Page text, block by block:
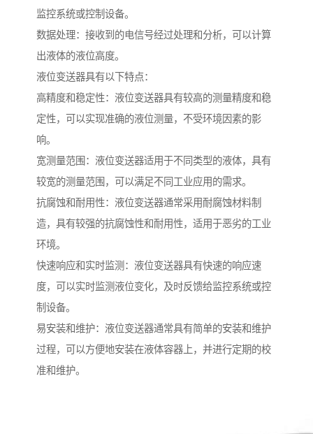
监控系统或控制设备。
数据处理：接收到的电信号经过处理和分析，可以计算
出液体的液位高度。
液位变送器具有以下特点：
高精度和稳定性：液位变送器具有较高的测量精度和稳
定性，可以实现准确的液位测量，不受环境因素的影
响。
宽测量范围：液位变送器适用于不同类型的液体，具有
较宽的测量范围，可以满足不同工业应用的需求。
抗腐蚀和耐用性：液位变送器通常采用耐腐蚀材料制
造，具有较强的抗腐蚀性和耐用性，适用于恶劣的工业
环境。
快速响应和实时监测：液位变送器具有快速的响应速
度，可以实时监测液位变化，及时反馈给监控系统或控
制设备。
易安装和维护：液位变送器通常具有简单的安装和维护
过程，可以方便地安装在液体容器上，并进行定期的校
准和维护。